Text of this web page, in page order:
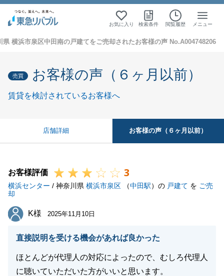
お気に入り 検索条件 閲覧履歴 メニュー
県 横浜市泉区中田南の戸建てをご売却されたお客様の声 No.A004748206
売買 お客様の声（６ヶ月以前）
賃貸を検討されているお客様へ
店舗詳細 お客様の声（６ヶ月以前）
お客様評価 3
横浜センター / 神奈川県 横浜市泉区 （中田駅）の 戸建て を ご売
却
K様
K様 2025年11月10日
直接説明を受ける機会があれば良かった
ほとんどが代理人の対応によったので、むしろ代理人
に聴いていただいた方がいいと思います。